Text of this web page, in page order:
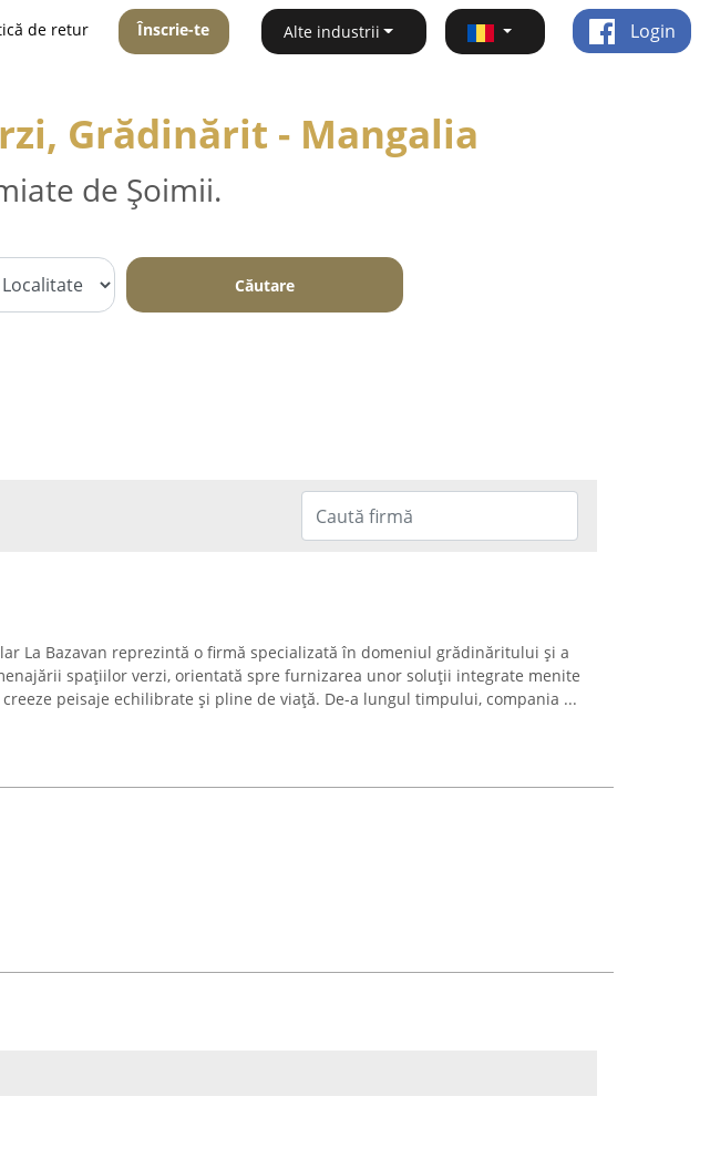
de retur Înscrie-te Alte industrii Login
Grădinărit - Mangalia
de Șoimii.
Căutare
La Bazavan reprezintă o firmă specializată în domeniul grădinăritului și a
spațiilor verzi, orientată spre furnizarea unor soluții integrate menite
creeze peisaje echilibrate și pline de viață. De-a lungul timpului, compania ...